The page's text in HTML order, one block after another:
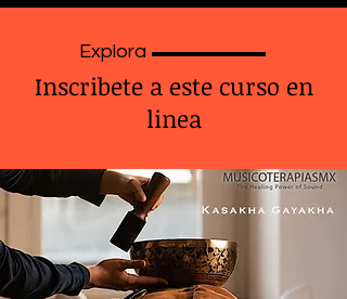
Explora
Inscribete a este curso en
linea